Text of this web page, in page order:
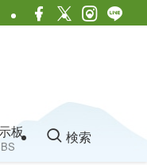
板 検索